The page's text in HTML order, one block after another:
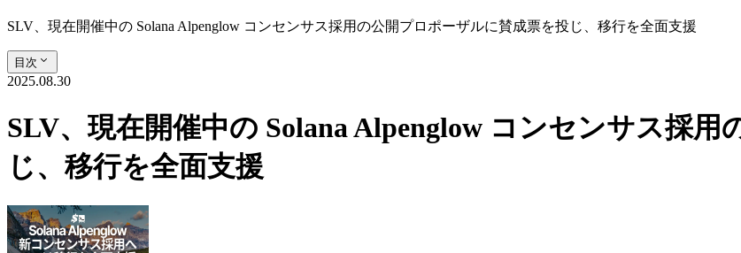
SLV、現在開催中の Solana Alpenglow コンセンサス採用の公開プロポーザルに賛成票を投じ、移行を全面支援
目次
2025.08.30
SLV、現在開催中の Solana Alpenglow コンセンサス採
じ、移行を全面支援